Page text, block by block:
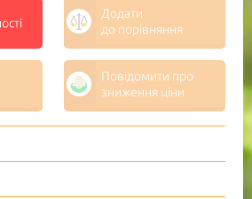
Додати
до порівняння
Повідомити про
зниження ціни